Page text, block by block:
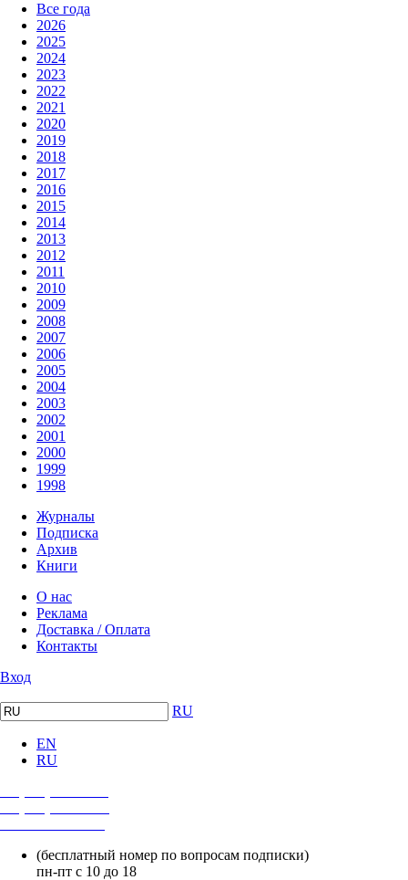
Все года
2026
2025
2024
2023
2022
2021
2020
2019
2018
2017
2016
2015
2014
2013
2012
2011
2010
2009
2008
2007
2006
2005
2004
2003
2002
2001
2000
1999
1998
Журналы
Подписка
Архив
Книги
О нас
Реклама
Доставка / Оплата
Контакты
Вход
RU
EN
RU
(бесплатный номер по вопросам подписки)
пн-пт с 10 до 18